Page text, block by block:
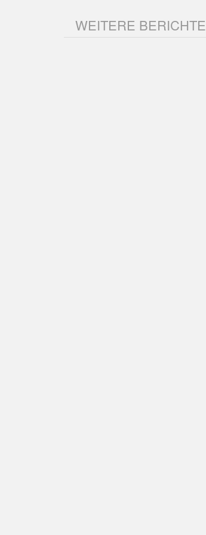
WEITERE BERICHTE